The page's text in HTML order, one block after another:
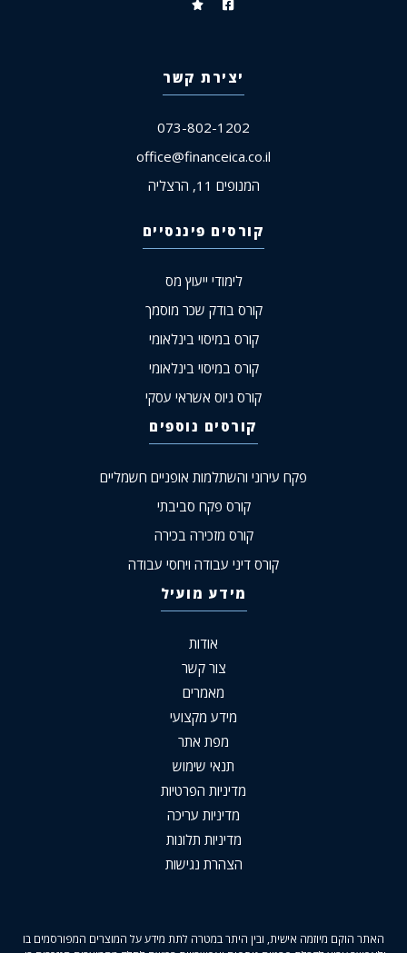
יצירת קשר
073-802-1202
office@financeica.co.il
המנופים 11, הרצליה
קורסים פיננסיים
לימודי ייעוץ מס
קורס בודק שכר מוסמך
קורס במיסוי בינלאומי
קורס במיסוי בינלאומי
קורס גיוס אשראי עסקי
קורסים נוספים
פקח עירוני והשתלמות אופניים חשמליים
קורס פקח סביבתי
קורס מזכירה בכירה
קורס דיני עבודה ויחסי עבודה
מידע מועיל
אודות
צור קשר
מאמרים
מידע מקצועי
מפת אתר
תנאי שימוש
מדיניות הפרטיות
מדיניות עריכה
מדיניות תלונות
הצהרת נגישות
האתר הוקם מיוזמה אישית, ובין היתר במטרה לתת מידע על המוצרים המפורסמים בו